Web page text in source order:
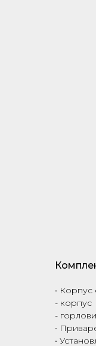
•
- корпус
-
•
•